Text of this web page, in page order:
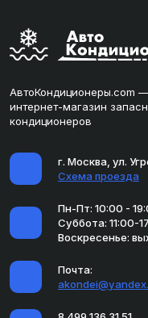
АвтоКондиционеры.com —
интернет-магазин
кондиционеров
г. Москва, ул.
Схема проезда
Пн-Пт: 10:00 -
Суббота: 11:00-
Воскресенье:
Почта: